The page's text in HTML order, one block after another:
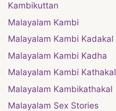
Kambikuttan
Malayalam Kambi
Malayalam Kambi Kadakal
Malayalam Kambi Kadha
Malayalam Kambi Kathakal
Malayalam Kambikathakal
Malayalam Sex Stories